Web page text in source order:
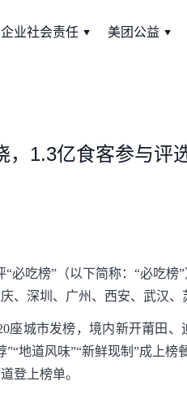
企业社会责任 美团公益
，1.3亿食客参与评
必吃榜”（以下简称：“必吃
、深圳、广州、西安、武汉、
座城市发榜，境内新开莆田
地道风味”“新鲜现制”成上
登上榜单。